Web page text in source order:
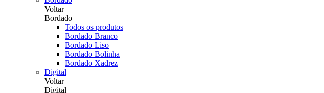
Voltar
Bordado
Todos os produtos
Bordado Branco
Bordado Liso
Bordado Bolinha
Bordado Xadrez
Digital
Voltar
Digital